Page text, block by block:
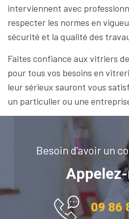
interviennent avec
respecter les normes en
sécurité et la qualité des
Faites confiance aux vitriers
pour tous vos besoins en
leur sérieux sauront vous
un particulier ou une
Besoin d'avoir un
09 86